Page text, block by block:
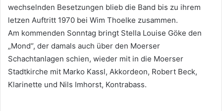
wechselnden Besetzungen blieb die Band bis zu ihrem
letzen Auftritt 1970 bei Wim Thoelke zusammen.
Am kommenden Sonntag bringt Stella Louise Göke den
„Mond“, der damals auch über den Moerser
Schachtanlagen schien, wieder mit in die Moerser
Stadtkirche mit Marko Kassl, Akkordeon, Robert Beck,
Klarinette und Nils Imhorst, Kontrabass.